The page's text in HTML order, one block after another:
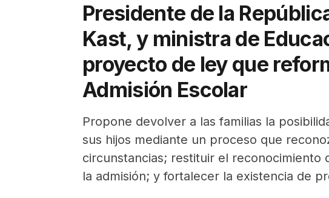
Presidente de la
Kast, y ministra de
proyecto de ley que
Admisión Escolar
Propone devolver a las familias la
sus hijos mediante un proceso que
circunstancias; restituir el reconocimiento
la admisión; y fortalecer la existencia de